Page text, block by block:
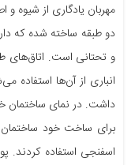
مهربان یادگاری از شیوه
دو طبقه ساخته شده که
و تحتانی است. اتاق‌های
انباری از آن‌ها استفاده
داشت. در نمای ساختمان
برای ساخت خود
اسفنجی استفاده